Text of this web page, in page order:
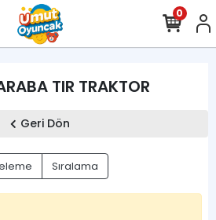
0
TIR TRAKTOR
Geri Dön
Sıralama